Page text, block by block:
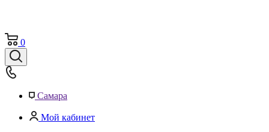
0
Самара
Мой кабинет